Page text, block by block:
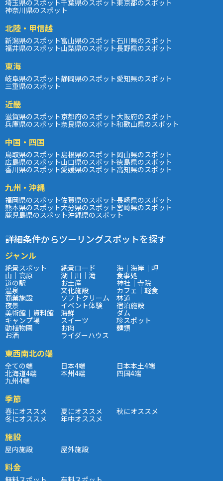
埼玉県のスポット千葉県のスポット東京都のスポット
神奈川県のスポット
北陸・甲信越
新潟県のスポット富山県のスポット石川県のスポット
福井県のスポット山梨県のスポット長野県のスポット
東海
岐阜県のスポット静岡県のスポット愛知県のスポット
三重県のスポット
近畿
滋賀県のスポット京都府のスポット大阪府のスポット
兵庫県のスポット奈良県のスポット和歌山県のスポット
中国・四国
鳥取県のスポット島根県のスポット岡山県のスポット
広島県のスポット山口県のスポット徳島県のスポット
香川県のスポット愛媛県のスポット高知県のスポット
九州・沖縄
福岡県のスポット佐賀県のスポット長崎県のスポット
熊本県のスポット大分県のスポット宮崎県のスポット
鹿児島県のスポット沖縄県のスポット
詳細条件からツーリングスポットを探す
ジャンル
絶景スポット 絶景ロード 海｜海岸｜岬
山｜高原 湖｜川｜滝 食事処
道の駅 お土産 神社｜寺院
温泉 文化施設 カフェ｜軽食
商業施設 ソフトクリーム 林道
夜景 イベント体験 宿泊施設
美術館｜資料館 海鮮 ダム
キャンプ場 スイーツ 珍スポット
動植物園 お肉 麺類
お酒 ライダーハウス
東西南北の端
全ての端 日本4端 日本本土4端
北海道4端 本州4端 四国4端
九州4端
季節
春にオススメ 夏にオススメ 秋にオススメ
冬にオススメ 年中オススメ
施設
屋内施設 屋外施設
料金